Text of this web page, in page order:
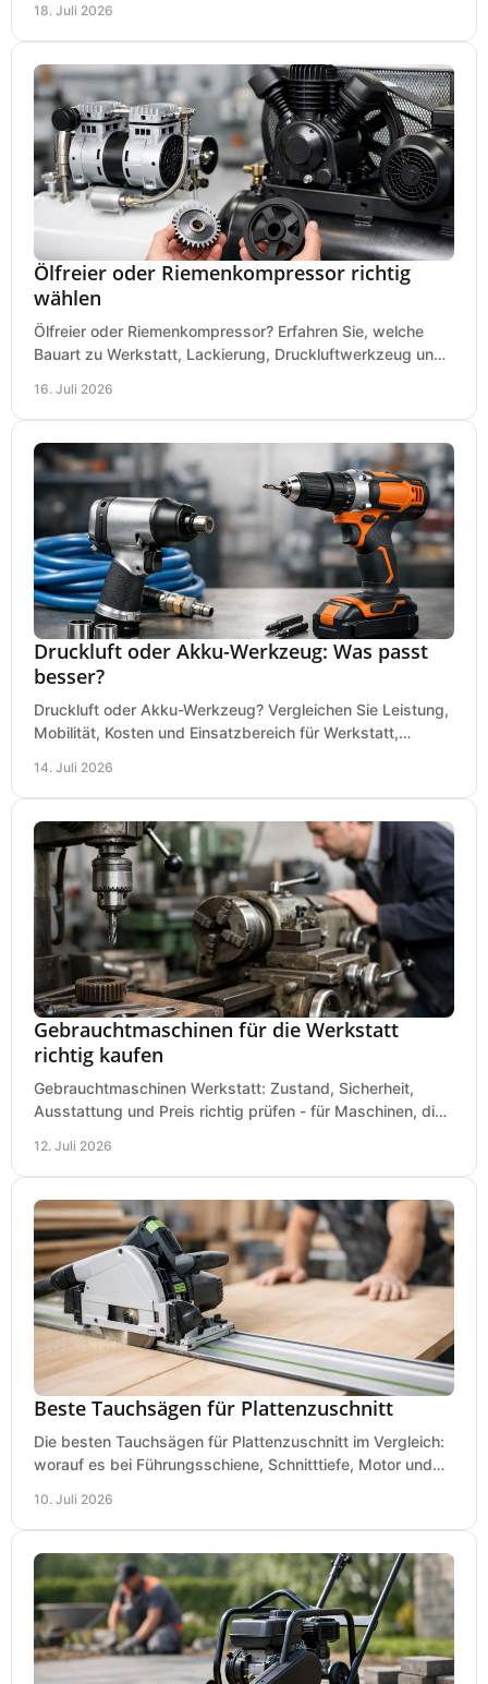
18. Juli 2026
Ölfreier oder Riemenkompressor richtig
wählen
Ölfreier oder Riemenkompressor? Erfahren Sie, welche
Bauart zu Werkstatt, Lackierung, Druckluftwerkzeug und
16. Juli 2026
Druckluft oder Akku-Werkzeug: Was passt
besser?
Druckluft oder Akku-Werkzeug? Vergleichen Sie Leistung,
Mobilität, Kosten und Einsatzbereich für Werkstatt,
14. Juli 2026
Gebrauchtmaschinen für die Werkstatt
richtig kaufen
Gebrauchtmaschinen Werkstatt: Zustand, Sicherheit,
Ausstattung und Preis richtig prüfen - für Maschinen, die
12. Juli 2026
Beste Tauchsägen für Plattenzuschnitt
Die besten Tauchsägen für Plattenzuschnitt im Vergleich:
worauf es bei Führungsschiene, Schnitttiefe, Motor und
10. Juli 2026